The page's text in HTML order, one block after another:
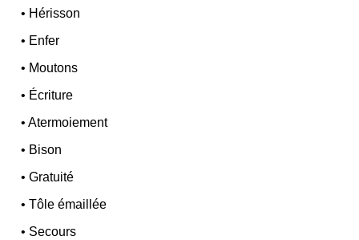
• Hérisson
• Enfer
• Moutons
• Écriture
•Atermoiement
• Bison
•Gratuité
•Tôle émaillée
• Secours